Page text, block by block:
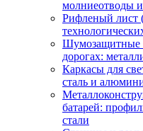
молниеотводы
Рифленый лист
Шумозащитные
дорогах:
Каркасы для
сталь и
батарей:
стали